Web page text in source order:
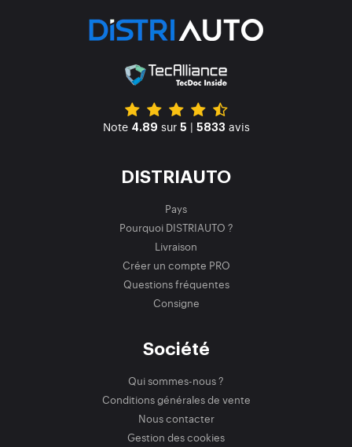
Note 4.89 sur 5 | 5833 avis
DISTRIAUTO
Pays
Pourquoi DISTRIAUTO ?
Livraison
Créer un compte PRO
Questions fréquentes
Consigne
Société
Qui sommes-nous ?
Conditions générales de vente
Nous contacter
Gestion des cookies